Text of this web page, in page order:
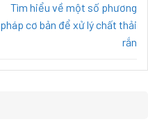
Tìm hiểu về một số phương
pháp cơ bản để xử lý chất thải
rắn